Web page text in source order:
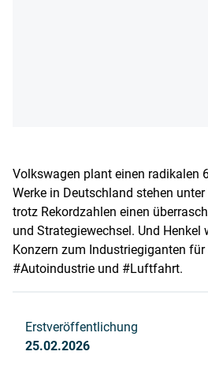
Volkswagen plant einen radikalen
Werke in Deutschland stehen
trotz Rekordzahlen einen
und Strategiewechsel. Und
Konzern zum Industriegiganten
#Autoindustrie und #Luftfahrt.
Erstveröffentlichung
25.02.2026